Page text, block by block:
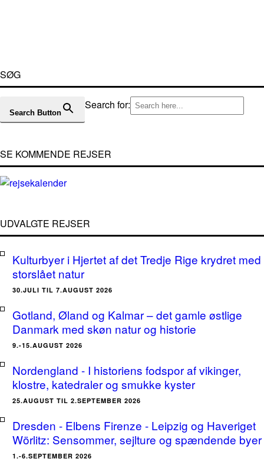
SØG
Search for:
Search Button
SE KOMMENDE REJSER
UDVALGTE REJSER
Kulturbyer i Hjertet af det Tredje Rige krydret med
storslået natur
30.JULI TIL 7.AUGUST 2026
Gotland, Øland og Kalmar – det gamle østlige
Danmark med skøn natur og historie
9.-15.AUGUST 2026
Nordengland - I historiens fodspor af vikinger,
klostre, katedraler og smukke kyster
25.AUGUST TIL 2.SEPTEMBER 2026
Dresden - Elbens Firenze - Leipzig og Haveriget
Wörlitz: Sensommer, sejlture og spændende byer
1.-6.SEPTEMBER 2026